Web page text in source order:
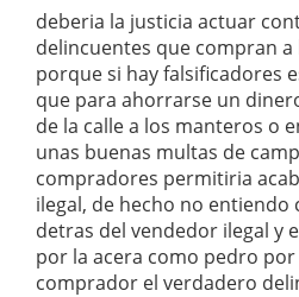
deberia la justicia actuar
delincuentes que compran a
porque si hay falsificadores
que para ahorrarse un
de la calle a los manteros o
unas buenas multas de
compradores permitiria
ilegal, de hecho no
detras del vendedor ilegal y
por la acera como pedro por
comprador el verdadero